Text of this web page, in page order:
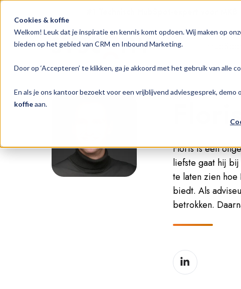
Cookies & koffie
Welkom! Leuk dat je inspiratie en kennis komt opdoen. Wij maken op
bieden op het gebied van CRM en Inbound Marketing.
Door op ‘Accepteren’ te klikken, ga je akkoord met het gebruik van alle
En als je ons kantoor bezoekt voor een vrijblijvend adviesgesprek,
koffieaan.
Floris is een
liefste gaat hij
te laten zien
biedt. Als
betrokken.